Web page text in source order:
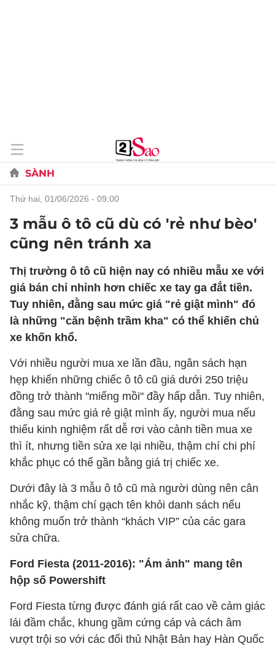
SÀNH
thứ hai, 01/06/2026 - 09:00
3 mẫu ô tô cũ dù có 'rẻ như bèo'
cũng nên tránh xa
Thị trường ô tô cũ hiện nay có nhiều mẫu xe với
giá bán chỉ nhỉnh hơn chiếc xe tay ga đắt tiền.
Tuy nhiên, đằng sau mức giá "rẻ giật mình" đó
là những "căn bệnh trầm kha" có thể khiến chủ
xe khốn khổ.
Với nhiều người mua xe lần đầu, ngân sách hạn
hẹp khiến những chiếc ô tô cũ giá dưới 250 triệu
đồng trở thành "miếng mồi" đầy hấp dẫn. Tuy nhiên,
đằng sau mức giá rẻ giật mình ấy, người mua nếu
thiếu kinh nghiệm rất dễ rơi vào cảnh tiền mua xe
thì ít, nhưng tiền sửa xe lại nhiều, thậm chí chi phí
khắc phục có thể gần bằng giá trị chiếc xe.
Dưới đây là 3 mẫu ô tô cũ mà người dùng nên cân
nhắc kỹ, thậm chí gạch tên khỏi danh sách nếu
không muốn trở thành “khách VIP” của các gara
sửa chữa.
Ford Fiesta (2011-2016): "Ám ảnh" mang tên
hộp số Powershift
Ford Fiesta từng được đánh giá rất cao về cảm giác
lái đầm chắc, khung gầm cứng cáp và cách âm
vượt trội so với các đối thủ Nhật Bản hay Hàn Quốc